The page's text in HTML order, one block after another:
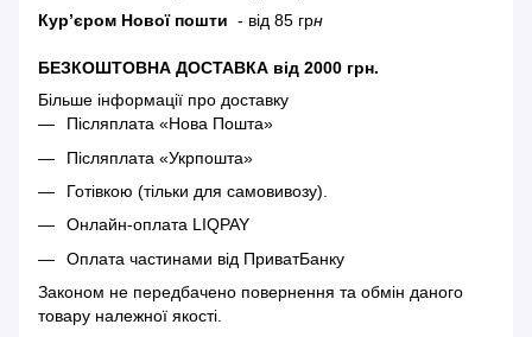
Кур’єром Нової пошти - від 85 грн
БЕЗКОШТОВНА ДОСТАВКА від 2000 грн.
Більше інформації про доставку
Післяплата «Нова Пошта»
Післяплата «Укрпошта»
Готівкою (тільки для самовивозу).
Онлайн-оплата LIQPAY
Оплата частинами від ПриватБанку
Законом не передбачено повернення та обмін даного
товару належної якості.